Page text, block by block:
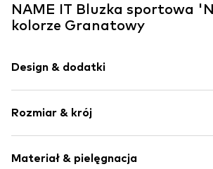
NAME IT Bluzka sportowa
kolorze Granatowy
Design & dodatki
Dres
Okrągły dekolt
Drapowanie / marszczenie
Rozmiar & krój
Długość: Długość normalna
Materiał & pielęgnacja